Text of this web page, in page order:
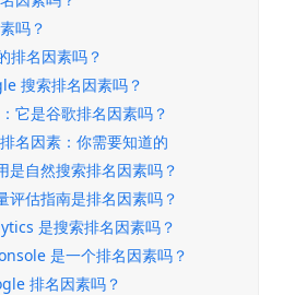
吗？
排名因素吗？
搜索排名因素吗？
它是谷歌排名因素吗？
名因素：你需要知道的
是自然搜索排名因素吗？
评估指南是排名因素吗？
是搜索排名因素吗？
是一个排名因素吗？
排名因素吗？